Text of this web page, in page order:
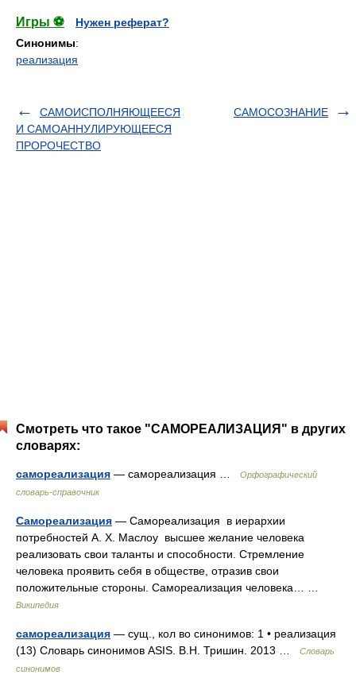
Игры ⚽
Нужен реферат?
Синонимы:
реализация
САМОИСПОЛНЯЮЩЕЕСЯ
И САМОАННУЛИРУЮЩЕЕСЯ
ПРОРОЧЕСТВО
САМОСОЗНАНИЕ
Смотреть что такое "САМОРЕАЛИЗАЦИЯ" в других
словарях:
самореализация — самореализация …
Орфографический
словарь-справочник
Самореализация — Самореализация в иерархии
потребностей А. Х. Маслоу высшее желание человека
реализовать свои таланты и способности. Стремление
человека проявить себя в обществе, отразив свои
положительные стороны. Самореализация человека… …
Википедия
самореализация — сущ., кол во синонимов: 1 • реализация
(13) Словарь синонимов ASIS. В.Н. Тришин. 2013 …
Словарь
синонимов